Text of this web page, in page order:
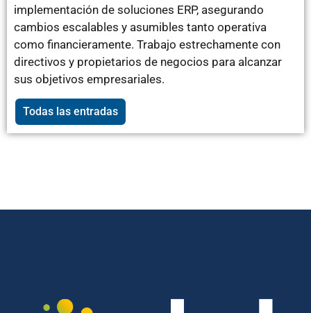
implementación de soluciones ERP, asegurando
cambios escalables y asumibles tanto operativa
como financieramente. Trabajo estrechamente con
directivos y propietarios de negocios para alcanzar
sus objetivos empresariales.
Todas las entradas